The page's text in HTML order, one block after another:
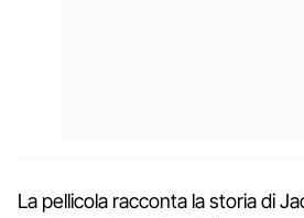
La pellicola racconta la storia di